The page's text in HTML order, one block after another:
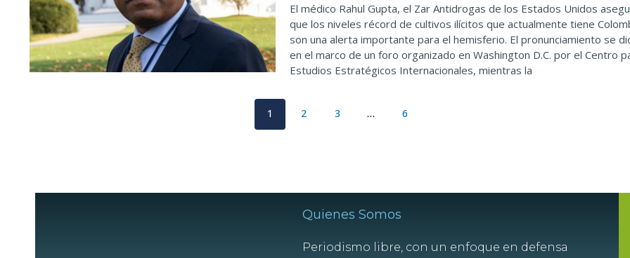
El médico Rahul Gupta, el Zar Antidrogas de los Estados Unidos
que los niveles récord de cultivos ilícitos que actualmente tiene
son una alerta importante para el hemisferio. El pronunciamiento se
en el marco de un foro organizado en Washington D.C. por el Centro
Estudios Estratégicos Internacionales, mientras la
1 2 3 … 6
Quienes Somos
Periodismo libre, con un enfoque en defensa